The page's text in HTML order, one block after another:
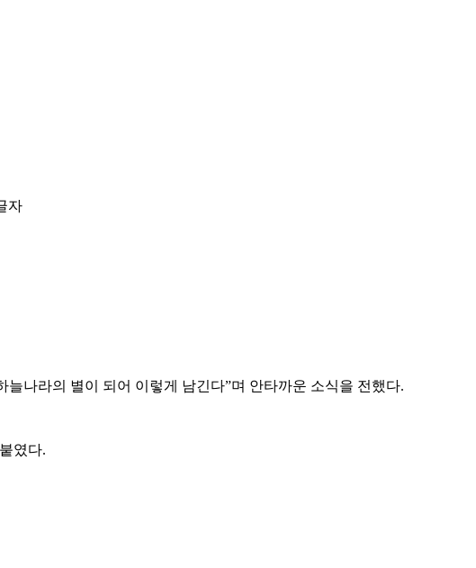
자
나라의 별이 되어 이렇게 남긴다”며 안타까운 소식을 전했다.
였다.